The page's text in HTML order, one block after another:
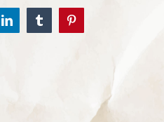
LinkedInTumblrPinterest